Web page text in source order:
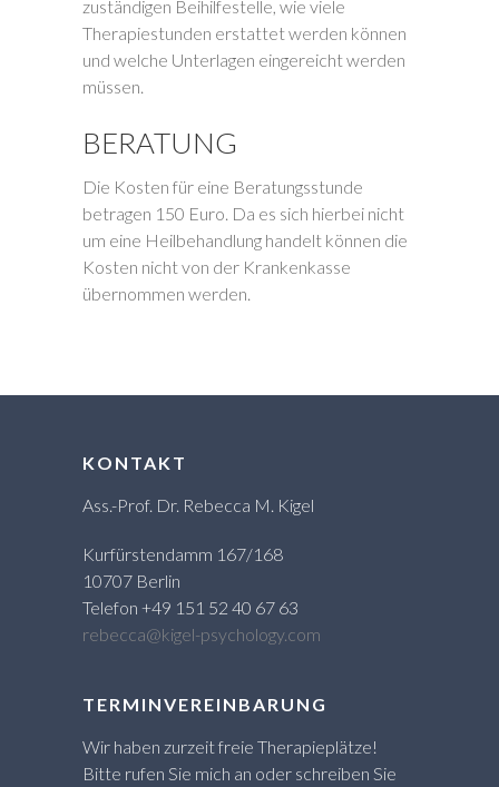
zuständigen Beihilfestelle, wie viele
Therapiestunden erstattet werden können
und welche Unterlagen eingereicht werden
müssen.
BERATUNG
Die Kosten für eine Beratungsstunde
betragen 150 Euro. Da es sich hierbei nicht
um eine Heilbehandlung handelt können die
Kosten nicht von der Krankenkasse
übernommen werden.
KONTAKT
Ass.-Prof. Dr. Rebecca M. Kigel
Kurfürstendamm 167/168
10707 Berlin
Telefon +49 151 52 40 67 63
rebecca@kigel-psychology.com
TERMINVEREINBARUNG
Wir haben zurzeit freie Therapieplätze!
Bitte rufen Sie mich an oder schreiben Sie